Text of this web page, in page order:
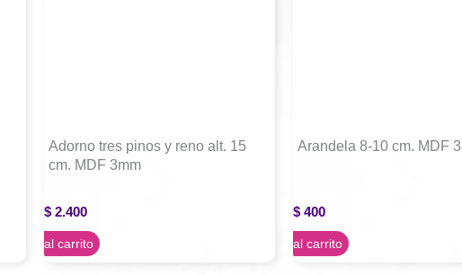
Adorno tres pinos y reno alt. 15
cm. MDF 3mm
$2.400
Agregar al carrito
Arandela 8-10 cm. MDF
$400
Agregar al carrito